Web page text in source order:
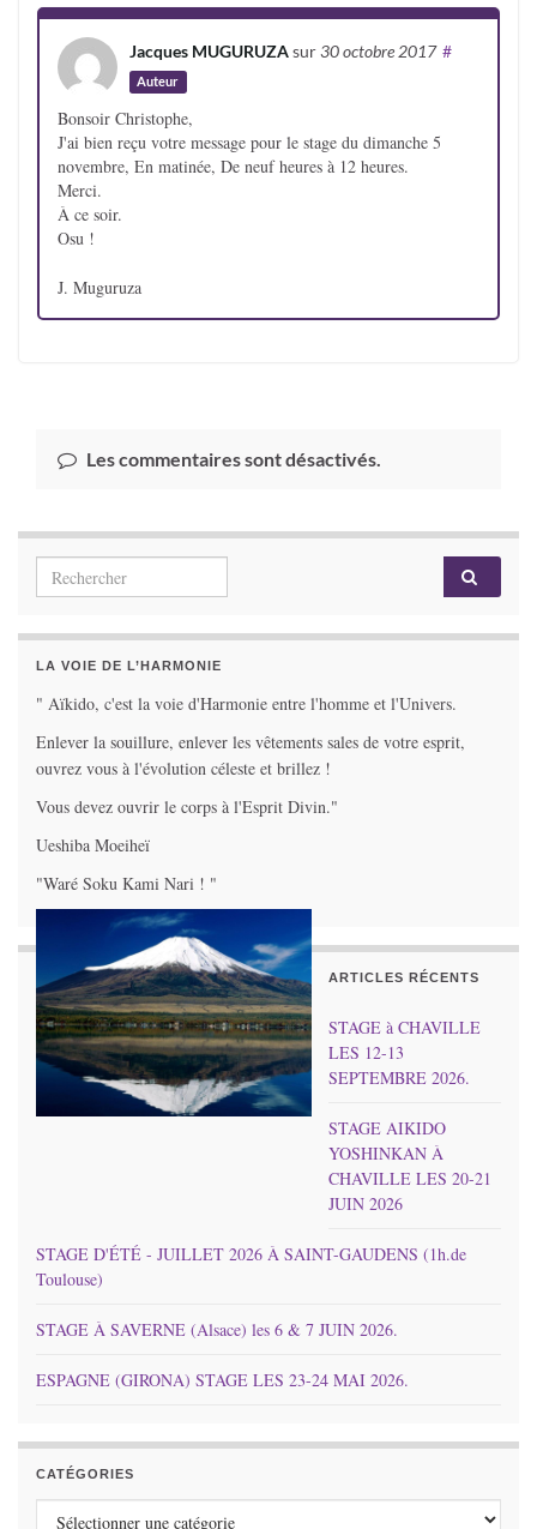
Jacques MUGURUZAsur30 octobre 2017
Auteur
#
Bonsoir Christophe,
J'ai bien reçu votre message pour le stage du dimanche 5
novembre, En matinée, De neuf heures à 12 heures.
Merci.
À ce soir.
Osu !
J. Muguruza
Les commentaires sont désactivés.
Search for:
LA VOIE DE L’HARMONIE
" Aïkido, c'est la voie d'Harmonie entre l'homme et l'Univers.
Enlever la souillure, enlever les vêtements sales de votre esprit,
ouvrez vous à l'évolution céleste et brillez !
Vous devez ouvrir le corps à l'Esprit Divin."
Ueshiba Moeiheï
"Waré Soku Kami Nari ! "
ARTICLES RÉCENTS
STAGE à CHAVILLE
LES 12-13
SEPTEMBRE 2026.
STAGE AIKIDO
YOSHINKAN À
CHAVILLE LES 20-21
JUIN 2026
STAGE D'ÉTÉ - JUILLET 2026 À SAINT-GAUDENS (1h.de
Toulouse)
STAGE À SAVERNE (Alsace) les 6 & 7 JUIN 2026.
ESPAGNE (GIRONA) STAGE LES 23-24 MAI 2026.
CATÉGORIES
Catégories